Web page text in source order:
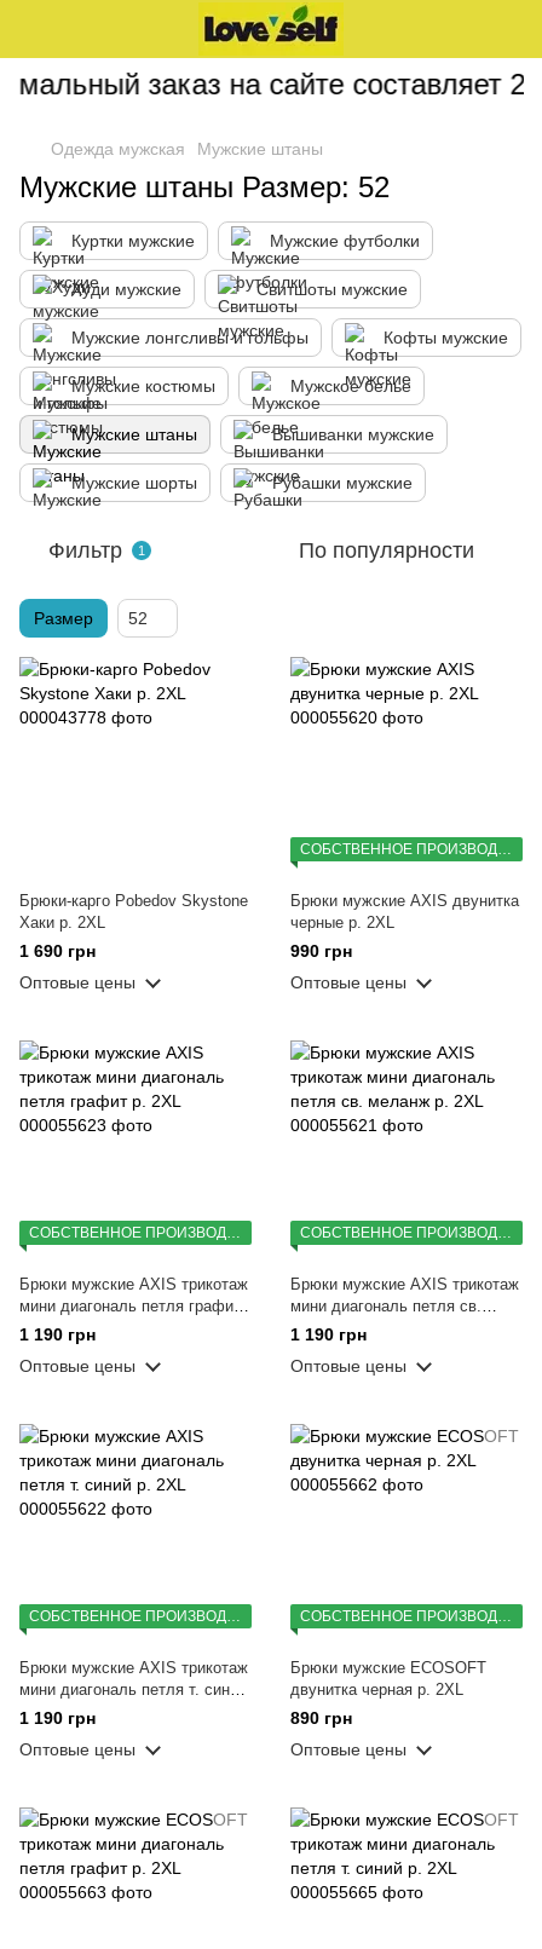
заказ на сайте составляет 200
Одежда мужская Мужские штаны
Мужские штаны Размер: 52
Куртки мужские Мужские футболки
Худи мужские Свитшоты мужские
Мужские лонгсливы и гольфы Кофты мужские
Мужские костюмы Мужское белье
Мужские штаны Вышиванки мужские
Мужские шорты Рубашки мужские
Фильтр 1 По популярности
Размер 52
Брюки-карго Pobedov Skystone
Хаки р. 2XL
1 690 грн
Оптовые цены
СОБСТВЕННОЕ ПРОИЗВОДСТВО
Брюки мужские AXIS двунитка
черные р. 2XL
990 грн
Оптовые цены
СОБСТВЕННОЕ ПРОИЗВОДСТВО
Брюки мужские AXIS трикотаж
мини диагональ петля графит
р. 2XL
1 190 грн
Оптовые цены
СОБСТВЕННОЕ ПРОИЗВОДСТВО
Брюки мужские AXIS трикотаж
мини диагональ петля св.
меланж р. 2XL
1 190 грн
Оптовые цены
СОБСТВЕННОЕ ПРОИЗВОДСТВО
Брюки мужские AXIS трикотаж
мини диагональ петля т. синий
р. 2XL
1 190 грн
Оптовые цены
СОБСТВЕННОЕ ПРОИЗВОДСТВО
Брюки мужские ECOSOFT
двунитка черная р. 2XL
890 грн
Оптовые цены